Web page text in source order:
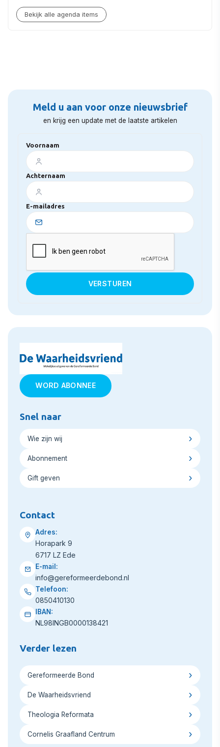
Bekijk alle agenda items
Meld u aan voor onze nieuwsbrief
en krijg een update met de laatste artikelen
Voornaam
Achternaam
E-mailadres
WORD ABONNEE
Snel naar
Wie zijn wij
Abonnement
Gift geven
Contact
Adres:
Horapark 9
6717 LZ Ede
E-mail:
info@gereformeerdebond.nl
Telefoon:
0850410130
IBAN:
NL98INGB0000138421
Verder lezen
Gereformeerde Bond
De Waarheidsvriend
Theologia Reformata
Cornelis Graafland Centrum